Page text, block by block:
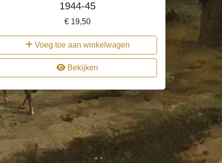
1944-45
€19,50
Voeg toe aan winkelwagen
Bekijken